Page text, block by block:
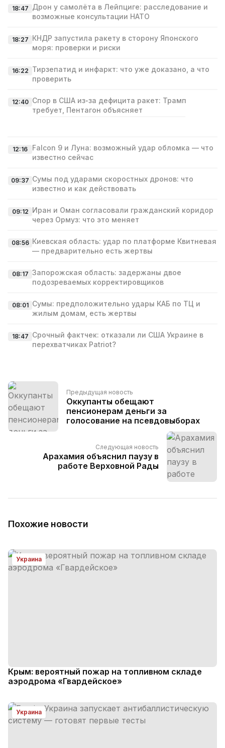
18:47 Дрон у самолёта в Лейпциге: расследование и
возможные консультации НАТО
18:27 КНДР запустила ракету в сторону Японского
моря: проверки и риски
16:22 Тирзепатид и инфаркт: что уже доказано, а что
проверить
12:40 Спор в США из‑за дефицита ракет: Трамп
требует, Пентагон объясняет
12:16
Falcon 9 и Луна: возможный удар обломка — что
известно сейчас
09:37 Сумы под ударами скоростных дронов: что
известно и как действовать
09:12 Иран и Оман согласовали гражданский коридор
через Ормуз: что это меняет
08:56 Киевская область: удар по платформе Квитневая
— предварительно есть жертвы
08:17 Запорожская область: задержаны двое
подозреваемых корректировщиков
08:01 Сумы: предположительно удары КАБ по ТЦ и
жилым домам, есть жертвы
18:47 Срочный фактчек: отказали ли США Украине в
перехватчиках Patriot?
Предыдущая новость
Оккупанты обещают
пенсионерам деньги за
голосование на псевдовыборах
Следующая новость
Арахамия объяснил паузу в
работе Верховной Рады
Похожие новости
Украина
Крым: вероятный пожар на топливном складе
аэродрома «Гвардейское»
Украина